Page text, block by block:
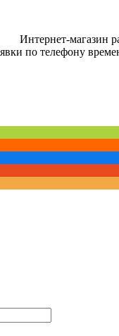
Интернет-магазин
по телефону